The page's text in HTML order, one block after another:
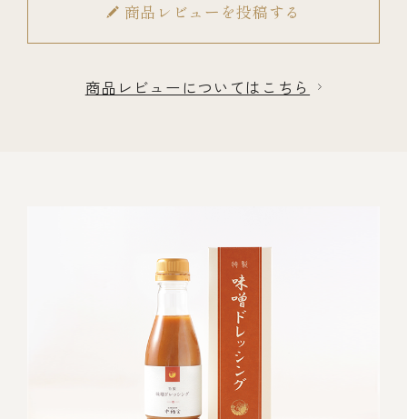
商品レビューを投稿する
商品レビューについてはこちら